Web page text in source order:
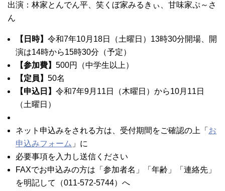
出演：林家とんでん平、笑くぼ家みるきぃ、甘味家ぷ～さ
ん
【日時】 令和7年10月18日（土曜日）13時30分開場、開
演は14時から15時30分（予定）
【参加費】 500円（中学生以上）
【定員】 50名
【申込日】 令和7年9月11日（木曜日）から10月11日
（土曜日）
ネット申込みをされる方は、受付期間をご確認の上「 お
申込みフォーム 」に
必要事項を入力し送信ください
FAXでお申込みの方は「参加者名」「年齢」「連絡先」
を明記して（011-572-5744）へ